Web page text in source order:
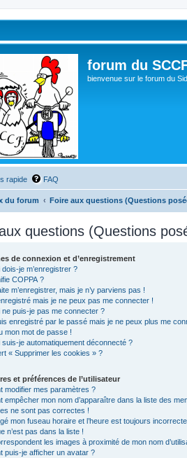
forum du
bienvenue sur le forum du
rapide FAQ
du forum Foire aux questions (Questions
questions (Questions
de connexion et d’enregistrement
dois-je m’enregistrer ?
COPPA ?
m’enregistrer, mais je n’y parviens pas !
mais je ne peux pas me connecter !
ne puis-je pas me connecter ?
enregistré par le passé mais je ne peux plus me
mon mot de passe !
suis-je automatiquement déconnecté ?
« Supprimer les cookies » ?
et préférences de l’utilisateur
modifier mes paramètres ?
empêcher mon nom d’apparaître dans la liste des
ne sont pas correctes !
mon fuseau horaire et l’heure est toujours
n’est pas dans la liste !
les images à proximité de mon nom
puis-je afficher un avatar ?